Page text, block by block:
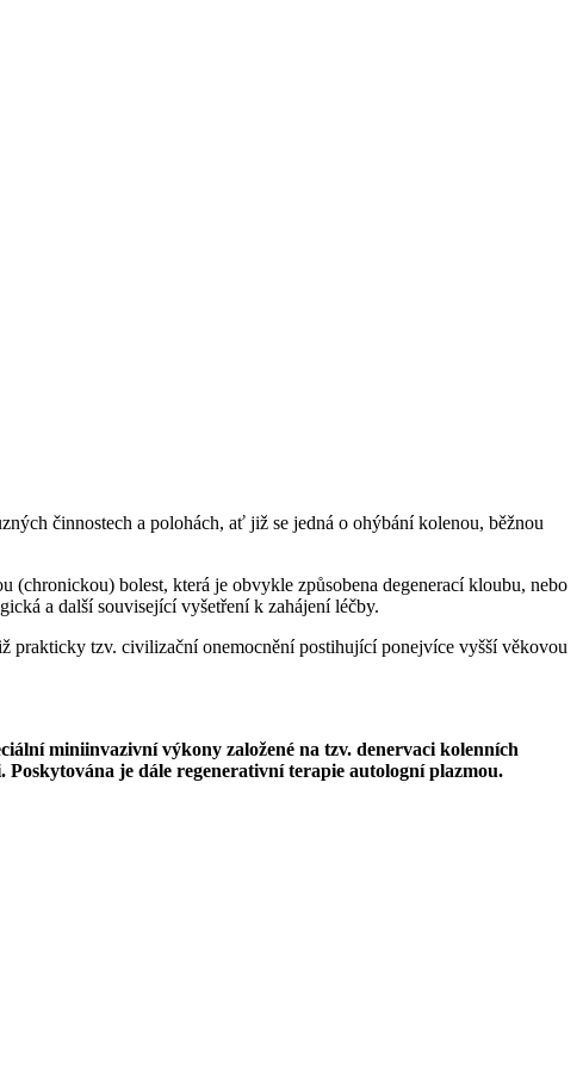
činnostech a polohách, ať již se jedná o ohýbání kolenou, běžnou
(chronickou) bolest, která je obvykle způsobena degenerací kloubu, nebo
a další související vyšetření k zahájení léčby.
prakticky tzv. civilizační onemocnění postihující ponejvíce vyšší věkovou
miniinvazivní výkony založené na tzv. denervaci kolenních
Poskytována je dále regenerativní terapie autologní plazmou.